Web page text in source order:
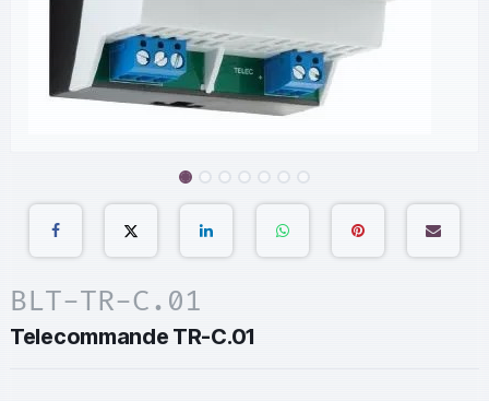
BLT-TR-C.01
Telecommande TR-C.01